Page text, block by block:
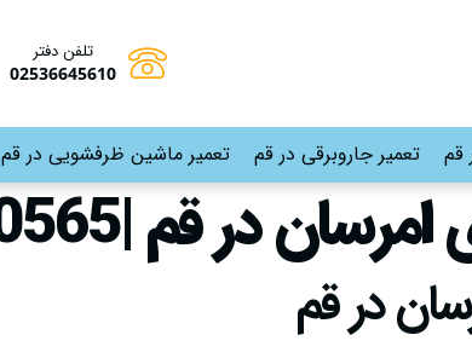
تلفن دفتر
02536645610
قم تعمیر جاروبرقی در قم تعمیر ماشین ظرفشویی در قم
در قم |09191530565
در قم